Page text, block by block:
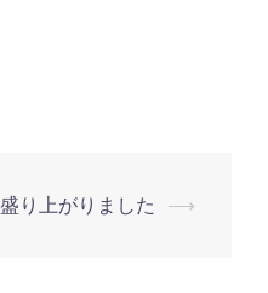
盛り上がりました ⟶